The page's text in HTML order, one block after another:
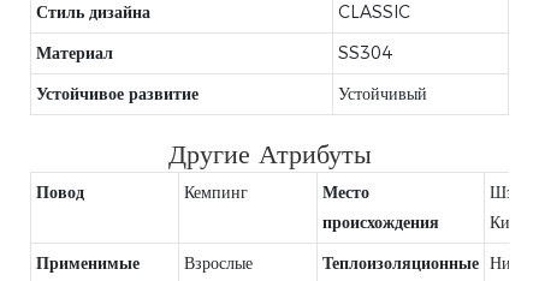
Стиль дизайна
CLASSIC
Материал
SS304
Устойчивое развитие
Устойчивый
Другие Атрибуты
Повод Кемпинг
Место
происхождения
Китай
Применимые
Взрослые
Теплоизоляционные Никто